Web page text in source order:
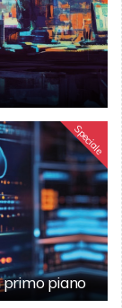
Speciale
primo piano